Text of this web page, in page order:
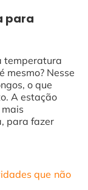
para
temperatura
mesmo? Nesse
o que
A estação
para fazer